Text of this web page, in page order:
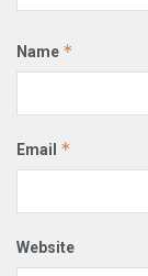
Name *
Email *
Website